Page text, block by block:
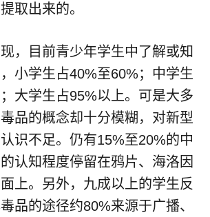
取出来的。
，目前青少年学生中了解或知
小学生占40%至60%；中学生
大学生占95%以上。可是大多
品的概念却十分模糊，对新型
识不足。仍有15%至20%的中
认知程度停留在鸦片、海洛因
上。另外，九成以上的学生反
品的途径约80%来源于广播、